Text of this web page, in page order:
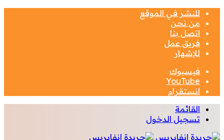
للنشر في الموقع
من نحن
اتصل بنا
فريق عمل
للإشهار
فيسبوك
‫YouTube
انستقرام
القائمة
تسجيل الدخول